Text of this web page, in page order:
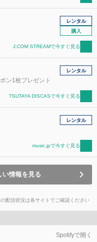
レンタル
購入
J:COM STREAMで今すぐ見る
ン1枚プレゼント
レンタル
TSUTAYA DISCASで今すぐ見る
レンタル
music.jpで今すぐ見る
い情報を見る
配信状況は各サイトでご確認ください
Spotifyで開く